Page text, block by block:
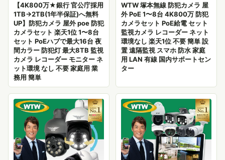
【4K800万★銀行 官公庁採用
1TB→2TB(1年半保証)へ無料
UP】防犯カメラ 屋外 poe 防犯
カメラセット 楽天1位 1〜8台
セット PoEハブで最大16台 夜
間カラー 防犯灯 最大8TB 監視
カメラ レコーダー モニター ネ
ット環境 なし 不要 家庭用 業
務用 簡単
WTW 塚本無線 防犯カメラ 屋
外 PoE 1〜8台 4K800万 防犯
カメラセット PoE給電 セット
監視カメラ レコーダー ネット
環境なし 楽天1位 不要 簡単 設
置 遠隔監視 スマホ 防水 家庭
用 LAN 有線 国内サポートセン
ター